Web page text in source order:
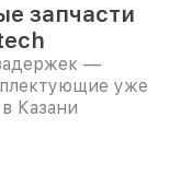
запчасти
—
уже
Казани